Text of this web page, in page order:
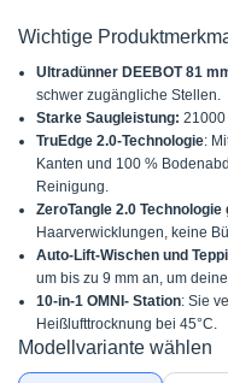
Wichtige
Ultradünner DEEBOT 81
schwer zugängliche Stellen.
Starke Saugleistung: 21000
TruEdge 2.0-Technologie:
Kanten und 100 %
Reinigung.
ZeroTangle 2.0
Haarverwicklungen, keine
Auto-Lift-Wischen und
um bis zu 9 mm an, um
10-in-1 OMNI- Station: Sie
Heißlufttrocknung bei 45°C.
Modellvariante wählen